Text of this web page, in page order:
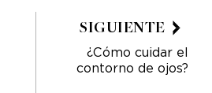
SIGUIENTE
¿Cómo cuidar el
contorno de ojos?